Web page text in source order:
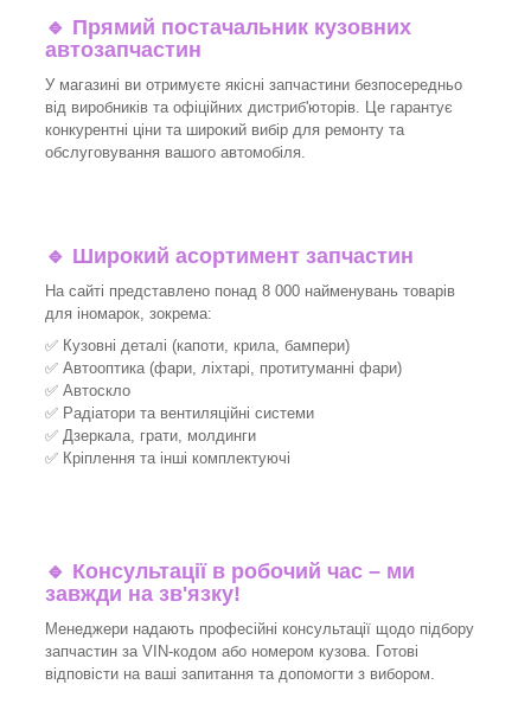
🔹 Прямий постачальник кузовних
автозапчастин
У магазині ви отримуєте якісні запчастини безпосередньо
від виробників та офіційних дистриб'юторів. Це гарантує
конкурентні ціни та широкий вибір для ремонту та
обслуговування вашого автомобіля.
🔹 Широкий асортимент запчастин
На сайті представлено понад 8 000 найменувань товарів
для іномарок, зокрема:
✅ Кузовні деталі (капоти, крила, бампери)
✅ Автооптика (фари, ліхтарі, протитуманні фари)
✅ Автоскло
✅ Радіатори та вентиляційні системи
✅ Дзеркала, грати, молдинги
✅ Кріплення та інші комплектуючі
🔹 Консультації в робочий час – ми
завжди на зв'язку!
Менеджери надають професійні консультації щодо підбору
запчастин за VIN-кодом або номером кузова. Готові
відповісти на ваші запитання та допомогти з вибором.